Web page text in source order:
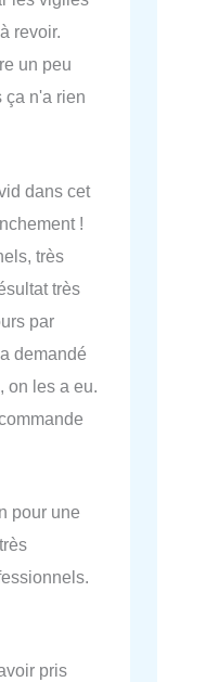
revoir.
un peu
ça n'a rien
dans cet
!
très
très
par
demandé
on les a eu.
pour une
pris